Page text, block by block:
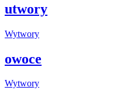
utwory
Wytwory
owoce
Wytwory